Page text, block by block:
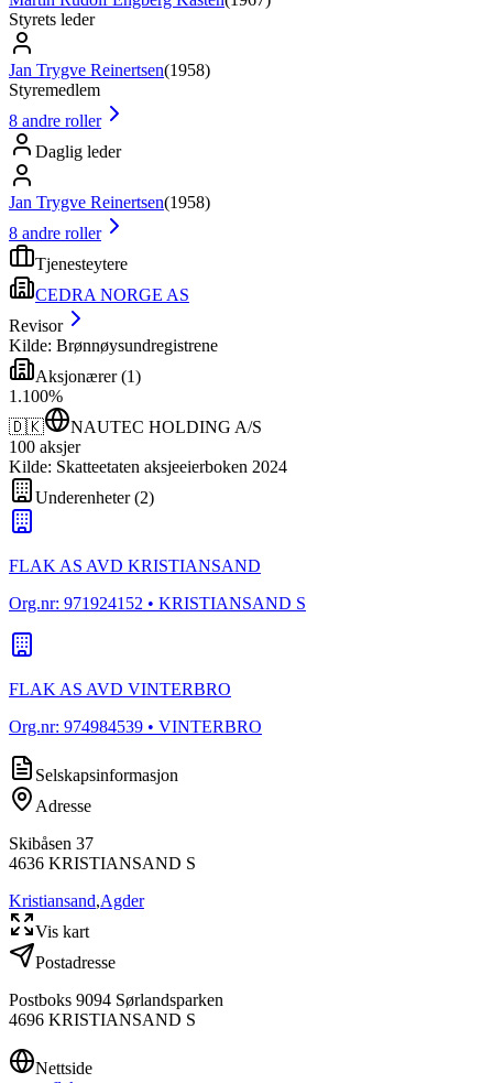
Styrets leder
Jan Trygve Reinertsen(1958)
Styremedlem
8 andre roller
Daglig leder
Jan Trygve Reinertsen(1958)
8 andre roller
Tjenesteytere
CEDRA NORGE AS
Revisor
Kilde: Brønnøysundregistrene
Aksjonærer(1)
1 .100%
🇩🇰
NAUTEC HOLDING A/S
100 aksjer
Kilde: Skatteetaten aksjeeierboken 2024
Underenheter(2)
FLAK AS AVD KRISTIANSAND
Org.nr: 971924152 • KRISTIANSAND S
FLAK AS AVD VINTERBRO
Org.nr: 974984539 • VINTERBRO
Selskapsinformasjon
Adresse
Skibåsen 37
4636 KRISTIANSAND S
Kristiansand,Agder
Vis kart
Postadresse
Postboks 9094 Sørlandsparken
4696 KRISTIANSAND S
Nettside